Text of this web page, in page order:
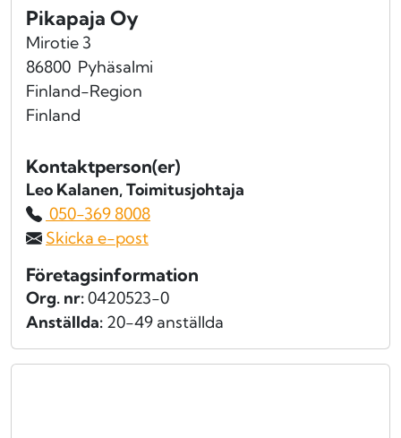
Pikapaja Oy
Mirotie 3
86800 Pyhäsalmi
Finland-Region
Finland
Kontaktperson(er)
Leo Kalanen, Toimitusjohtaja
050-369 8008
Skicka e-post
Företagsinformation
Org. nr:0420523-0
Anställda: 20-49 anställda